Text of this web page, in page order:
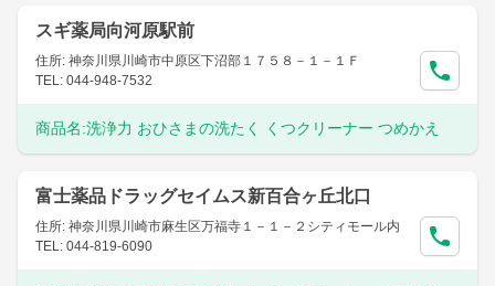
スギ薬局向河原駅前
住所: 神奈川県川崎市中原区下沼部１７５８－１－１Ｆ
TEL: 044-948-7532
商品名:洗浄力 おひさまの洗たく くつクリーナー つめかえ
富士薬品ドラッグセイムス新百合ヶ丘北口
住所: 神奈川県川崎市麻生区万福寺１－１－２シティモール内
TEL: 044-819-6090